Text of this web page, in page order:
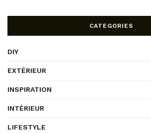
CATEGORIES
DIY
EXTÉRIEUR
INSPIRATION
INTÉRIEUR
LIFESTYLE